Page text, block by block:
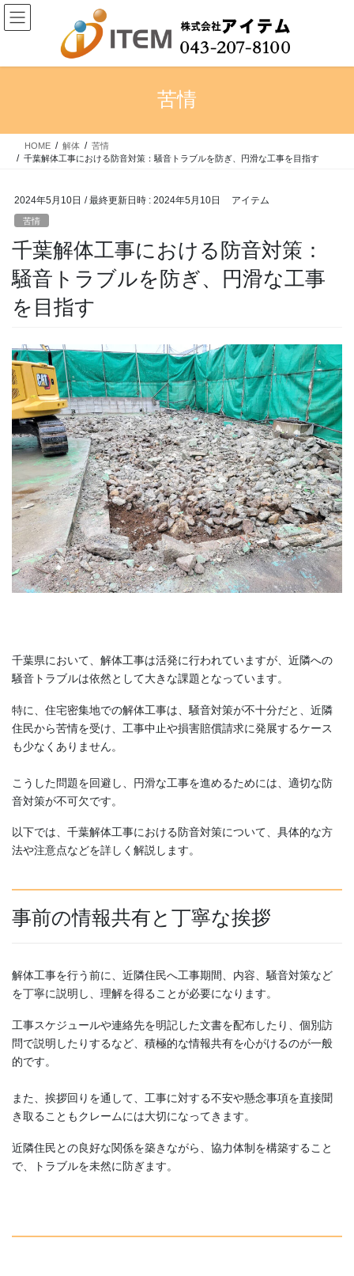
コ
ン
ナ
ビ
苦情
HOME 解体
苦情
千葉解体工事における防音対策：騒音トラブルを防ぎ、円滑な工事を目指す
2024年5月10日 / 最終更新日時 : 2024年5月10日 アイテム
苦情
千葉解体工事における防音対策：
騒音トラブルを防ぎ、円滑な工事
を目指す
千葉県において、解体工事は活発に行われていますが、近隣への
騒音トラブルは依然として大きな課題となっています。
特に、住宅密集地での解体工事は、騒音対策が不十分だと、近隣
住民から苦情を受け、工事中止や損害賠償請求に発展するケース
も少なくありません。
こうした問題を回避し、円滑な工事を進めるためには、適切な防
音対策が不可欠です。
以下では、千葉解体工事における防音対策について、具体的な方
法や注意点などを詳しく解説します。
事前の情報共有と丁寧な挨拶
解体工事を行う前に、近隣住民へ工事期間、内容、騒音対策など
を丁寧に説明し、理解を得ることが必要になります。
工事スケジュールや連絡先を明記した文書を配布したり、個別訪
問で説明したりするなど、積極的な情報共有を心がけるのが一般
的です。
また、挨拶回りを通して、工事に対する不安や懸念事項を直接聞
き取ることもクレームには大切になってきます。
近隣住民との良好な関係を築きながら、協力体制を構築すること
で、トラブルを未然に防ぎます。